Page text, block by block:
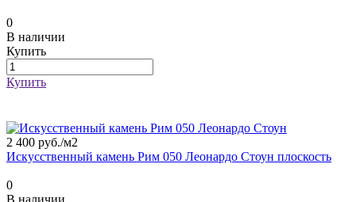
0
В наличии
Купить
Купить
2 400 руб./м2
Искусственный камень Рим 050 Леонардо Стоун плоскость
0